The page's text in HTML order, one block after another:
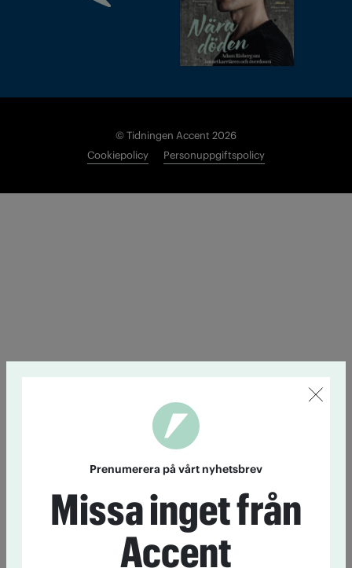
© Tidningen Accent 2026
Cookiepolicy
Personuppgiftspolicy
Prenumerera på vårt nyhetsbrev
Missa inget från
Accent